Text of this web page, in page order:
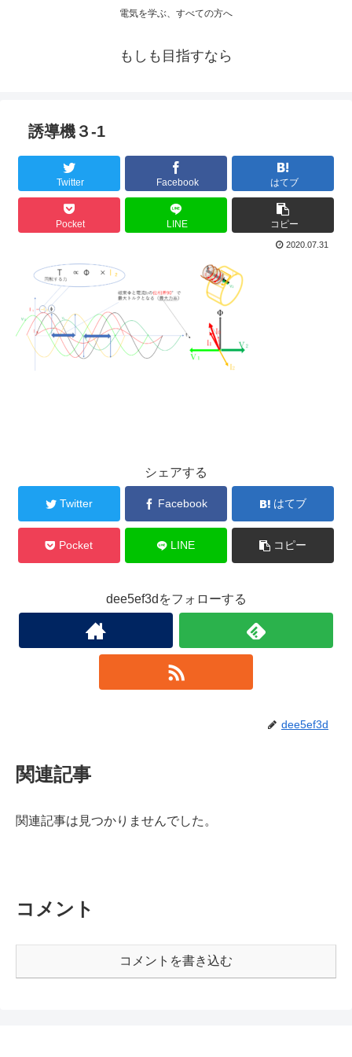
電気を学ぶ、すべての方へ
もしも目指すなら
誘導機３-1
Twitter Facebook はてブ
Pocket LINE コピー
2020.07.31
シェアする
Twitter Facebook はてブ
Pocket LINE コピー
dee5ef3dをフォローする
dee5ef3d
関連記事
関連記事は見つかりませんでした。
コメント
コメントを書き込む